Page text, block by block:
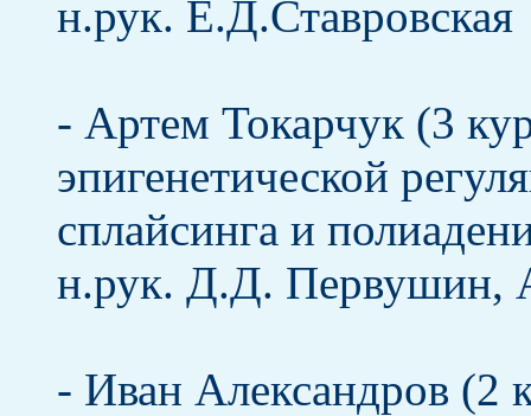
н.рук. Е.Д.Ставровская
- Артем Токарчук (3
эпигенетической
сплайсинга и
н.рук. Д.Д. Первушин,
- Иван Александров (2